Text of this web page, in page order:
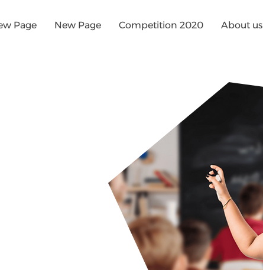
Page New Page Competition 2020 About us